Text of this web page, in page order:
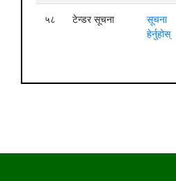
५८ टेन्डर सूचना
सूचना
हेर्नुहोस्